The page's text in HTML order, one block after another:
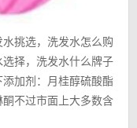
挑选，洗发水怎么购
择，洗发水什么牌子
加剂：月桂醇硫酸酯
不过市面上大多数含